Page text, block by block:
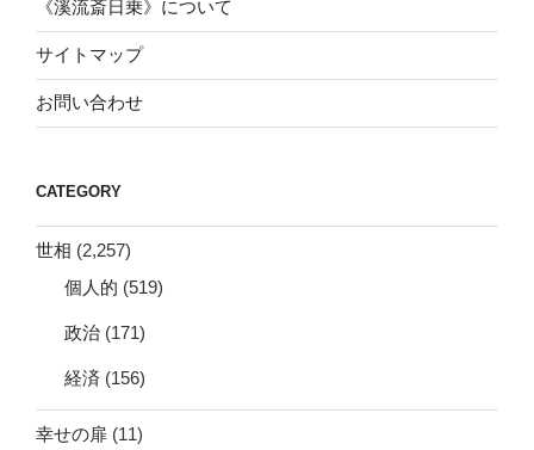
《溪流斎日乗》について
サイトマップ
お問い合わせ
CATEGORY
世相 (2,257)
個人的 (519)
政治 (171)
経済 (156)
幸せの扉 (11)